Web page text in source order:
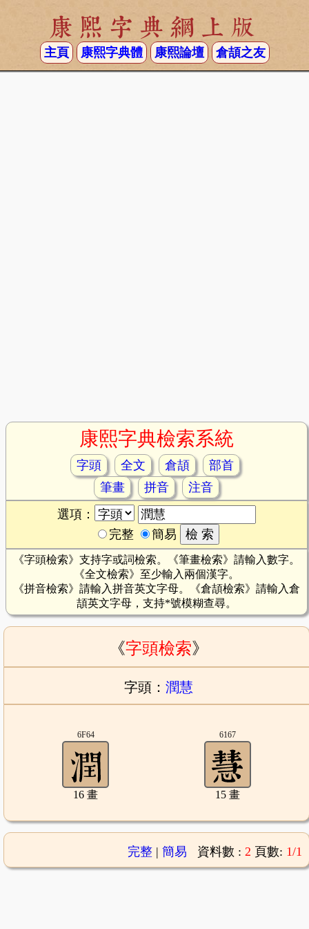
康熙字典網上版
主頁 康熙字典體 康熙論壇 倉頡之友
康熙字典檢索系統
字頭 全文 倉頡
部首
筆畫
拼音
注音
選項：
完整
簡易
《字頭檢索》支持字或詞檢索。《筆畫檢索》請輸入數字。
《全文檢索》至少輸入兩個漢字。
《拼音檢索》請輸入拼音英文字母。《倉頡檢索》請輸入倉
頡英文字母，支持*號模糊查尋。
《字頭檢索》
字頭： 潤慧
6F64
16 畫
6167
15 畫
完整| 簡易 資料數 : 2 頁數: 1/1